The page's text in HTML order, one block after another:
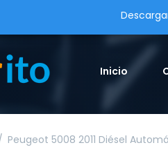
Inicio
Peugeot 5008 2011 Diésel